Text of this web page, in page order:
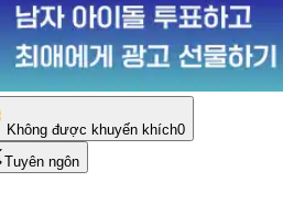
Không được khuyến khích0
Tuyên ngôn